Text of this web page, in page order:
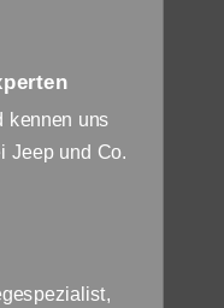
kennen uns
Jeep und Co.